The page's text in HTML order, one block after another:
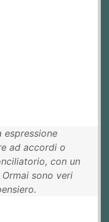
espressione
ad accordi o
con un
sono veri